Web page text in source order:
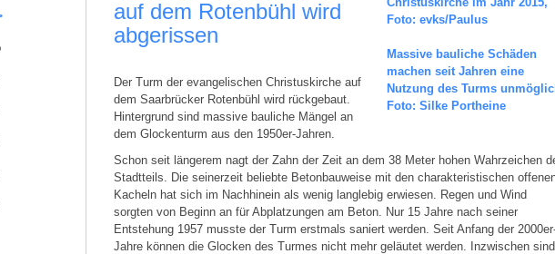
Foto: evks/Paulus
Massive bauliche Schäden
machen seit Jahren eine
Nutzung des Turms
Foto: Silke Portheine
auf dem Rotenbühl wird
abgerissen
Der Turm der evangelischen Christuskirche auf
dem Saarbrücker Rotenbühl wird rückgebaut.
Hintergrund sind massive bauliche Mängel an
dem Glockenturm aus den 1950er-Jahren.
Schon seit längerem nagt der Zahn der Zeit an dem 38 Meter hohen Wahrzeichen
Stadtteils. Die seinerzeit beliebte Betonbauweise mit den charakteristischen
Kacheln hat sich im Nachhinein als wenig langlebig erwiesen. Regen und Wind
sorgten von Beginn an für Abplatzungen am Beton. Nur 15 Jahre nach seiner
Entstehung 1957 musste der Turm erstmals saniert werden. Seit Anfang der
Jahre können die Glocken des Turmes nicht mehr geläutet werden. Inzwischen sind